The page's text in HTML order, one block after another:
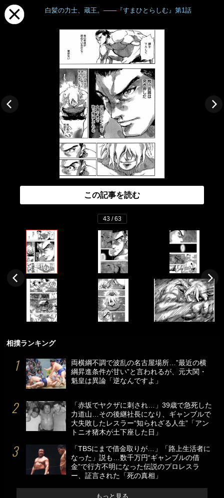
白髪の力士、蔵王。――『すまひとらしむ』第1話
この記事を読む
43 / 63
相撲ランキング
両横綱不調で波乱の名古屋場所…”最近の横
綱昇進条件が甘い”と言われるが、元大関・
魁皇は異論「逆なんですよ」
「赤坂でヤクザに刺され…」39歳で急死した
力道山…その後継社長になり、ギャンブルで
大失敗したレスラー“知られざる人生”「アン
トニオ猪木が土下座した日」
「TBSにまで借金取りが…」「路上生活者に
なった」説も…数千万円“ギャンブルの借
金”で行方不明になった伝説のプロレスラ
ー、証言された「死の真相」
もっと見る